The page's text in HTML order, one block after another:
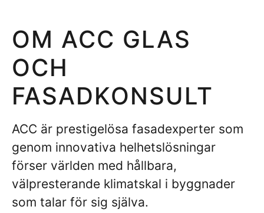
OM ACC GLAS
OCH
FASADKONSULT
ACC är prestigelösa fasadexperter som
genom innovativa helhetslösningar
förser världen med hållbara,
välpresterande klimatskal i byggnader
som talar för sig själva.